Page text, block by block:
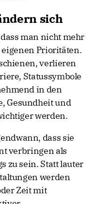
sich
man nicht mehr
Prioritäten.
verlieren
Statussymbole
in den
Gesundheit und
werden.
dass sie
verbringen als
zu sein. Statt lauter
werden
Zeit mit